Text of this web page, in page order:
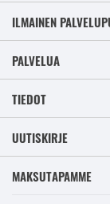
ILMAINEN
PALVELUA
TIEDOT
UUTISKIRJE
MAKSUTAPAMME